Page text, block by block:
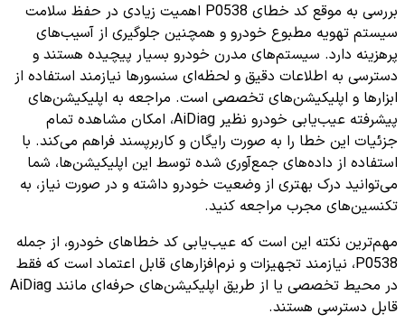
بررسی به موقع کد خطای P0538 اهمیت زیادی در حفظ سلامت
سیستم تهویه مطبوع خودرو و همچنین جلوگیری از آسیب‌های
پرهزینه دارد. سیستم‌های مدرن خودرو بسیار پیچیده هستند و
دسترسی به اطلاعات دقیق و لحظه‌ای سنسورها نیازمند استفاده از
ابزارها و اپلیکیشن‌های تخصصی است. مراجعه به اپلیکیشن‌های
پیشرفته عیب‌یابی خودرو نظیر AiDiag، امکان مشاهده تمام
جزئیات این خطا را به صورت رایگان و کاربرپسند فراهم می‌کند. با
استفاده از داده‌های جمع‌آوری شده توسط این اپلیکیشن‌ها، شما
می‌توانید درک بهتری از وضعیت خودرو داشته و در صورت نیاز، به
تکنسین‌های مجرب مراجعه کنید.
مهم‌ترین نکته این است که عیب‌یابی کد خطاهای خودرو، از جمله
P0538، نیازمند تجهیزات و نرم‌افزارهای قابل اعتماد است که فقط
در محیط تخصصی یا از طریق اپلیکیشن‌های حرفه‌ای مانند AiDiag
قابل دسترسی هستند.